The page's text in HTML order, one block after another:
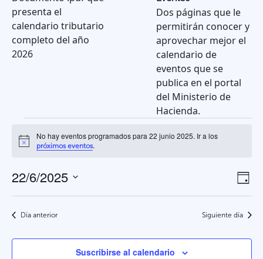
presenta el
calendario tributario
completo del año
2026
Dos páginas que le
permitirán conocer y
aprovechar mejor el
calendario de
eventos que se
publica en el portal
del Ministerio de
Hacienda.
Eventos
en
22
junio
2025
Aviso
No hay eventos programados para 22 junio 2025. Ir a los
próximos eventos.
de
Día
22/6/2025
fecha.
Día anterior Siguiente día
Suscribirse al calendario